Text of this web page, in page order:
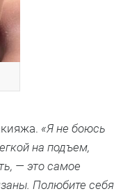
«Я не боюсь
на подъем,
— это самое
Полюбите себя